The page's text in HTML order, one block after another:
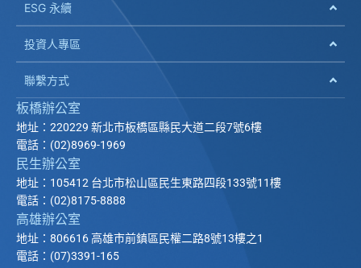
ESG 永續
投資人專區
聯繫方式
板橋辦公室
地址：220229 新北市板橋區縣民大道二段7號6樓
電話：(02)8969-1969
民生辦公室
地址：105412 台北市松山區民生東路四段133號11樓
電話：(02)8175-8888
高雄辦公室
地址：806616 高雄市前鎮區民權二路8號13樓之1
電話：(07)3391-165